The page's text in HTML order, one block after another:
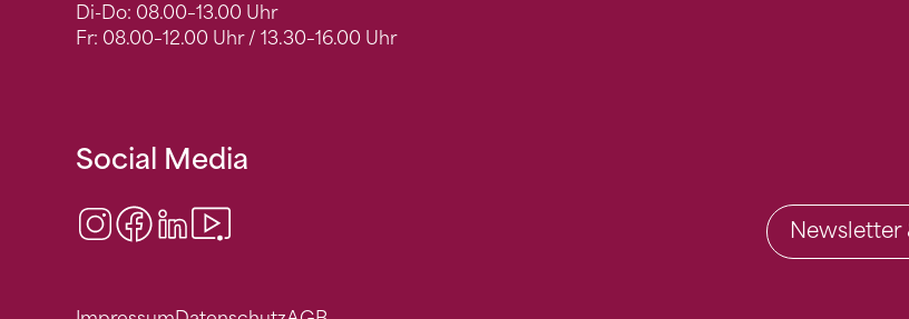
Di-Do: 08.00–13.00 Uhr
Fr: 08.00–12.00 Uhr / 13.30–16.00 Uhr
Social Media
Instagram
Facebook
LinkedIn Newsletter